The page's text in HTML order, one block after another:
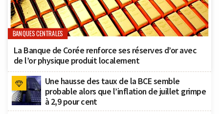
BANQUES CENTRALES
La Banque de Corée renforce ses réserves d’or avec
de l’or physique produit localement
Une hausse des taux de la BCE semble
probable alors que l’inflation de juillet grimpe
à 2,9 pour cent